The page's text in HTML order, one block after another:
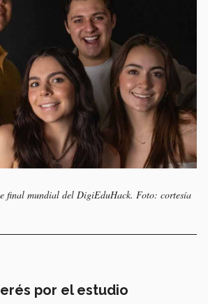
final mundial del DigiEduHack. Foto: cortesía
por el estudio